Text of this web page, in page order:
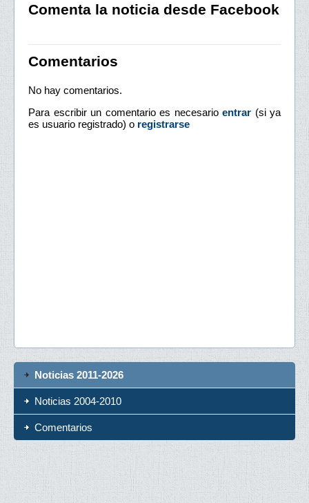
Comenta la noticia desde Facebook
Comentarios
No hay comentarios.
Para escribir un comentario es necesario entrar (si ya
es usuario registrado) o registrarse
Noticias 2011-2026
Noticias 2004-2010
Comentarios